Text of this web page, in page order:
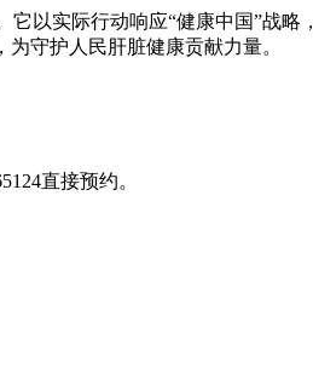
实际行动响应“健康中国”战略
守护人民肝脏健康贡献力量。
直接预约。